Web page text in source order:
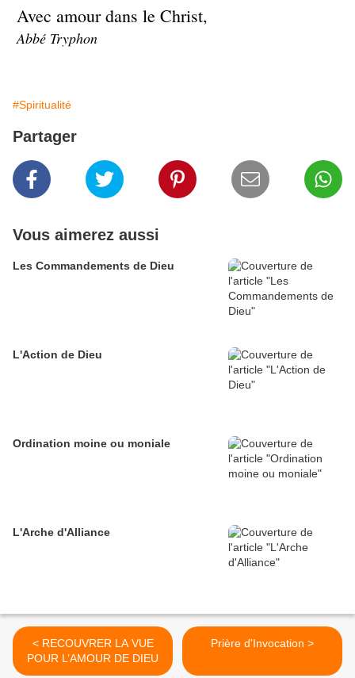
Avec amour dans le Christ,
Abbé Tryphon
#Spiritualité
Partager
Vous aimerez aussi
Les Commandements de Dieu
L'Action de Dieu
Ordination moine ou moniale
L'Arche d'Alliance
< RECOUVRER LA VUE
POUR L’AMOUR DE DIEU
Prière d'Invocation >